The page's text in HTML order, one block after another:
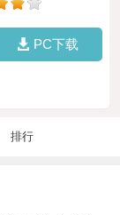
PC下载
排行